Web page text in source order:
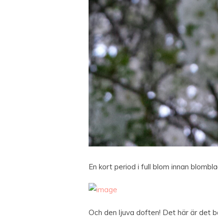
En kort period i full blom innan
Och den ljuva doften! Det här är det